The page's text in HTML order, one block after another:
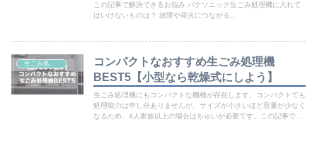
この記事で解決できるお悩み パナソニック生ごみ処理機に入れて
はいけないものは？ 故障や発火につながる...
生ごみ処理機
コンパクトなおすすめ生ごみ処理機
BEST5【小型なら乾燥式にしよう】
生ごみ処理機にもコンパクトな機種が存在します。コンパクトでも
処理能力は申し分ありませんが、サイズが小さいほど容量が少なく
なるため、4人家族以上の場合はちゅいが必要です。この記事では